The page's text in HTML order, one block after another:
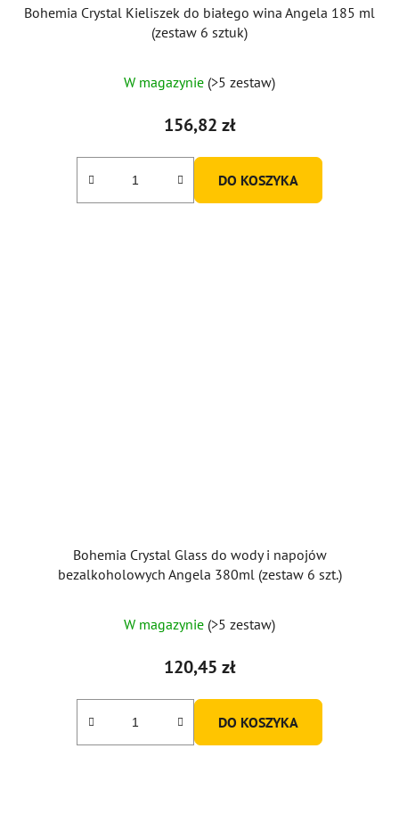
Bohemia Crystal Kieliszek do białego wina Angela 185 ml
(zestaw 6 sztuk)
ocena
produktu
5,0
W magazynie (>5 zestaw)
156,82 zł
DO KOSZYKA
Bohemia Crystal Glass do wody i napojów
bezalkoholowych Angela 380ml (zestaw 6 szt.)
ocena
produktu
5,0
W magazynie (>5 zestaw)
120,45 zł
DO KOSZYKA